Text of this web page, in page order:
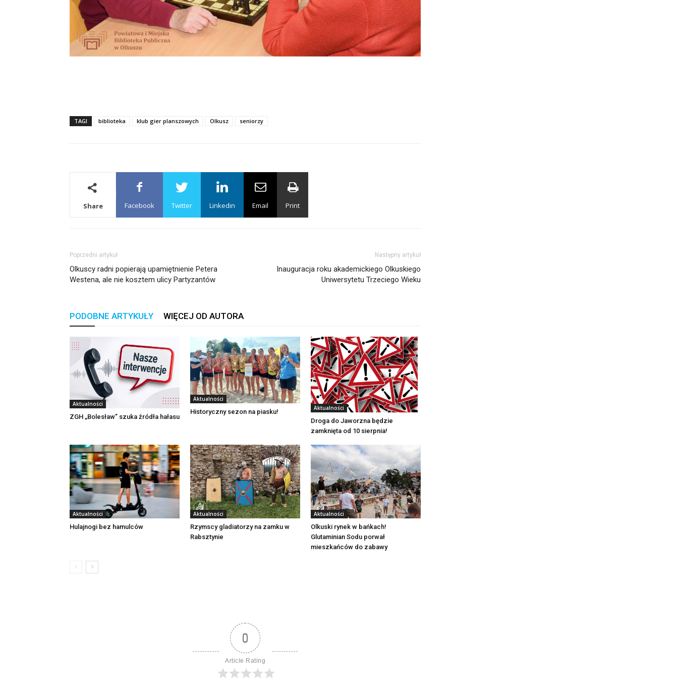
TAGI biblioteka klub gier planszowych Olkusz seniorzy
Share Facebook Twitter Linkedin Email Print
Poprzedni artykuł
Olkuscy radni popierają upamiętnienie Petera
Westena, ale nie kosztem ulicy Partyzantów
Następny artykuł
Inauguracja roku akademickiego Olkuskiego
Uniwersytetu Trzeciego Wieku
PODOBNE ARTYKUŁY WIĘCEJ OD AUTORA
Aktualności
ZGH „Bolesław” szuka źródła hałasu
Aktualności
Historyczny sezon na piasku! Aktualności
Droga do Jaworzna będzie
zamknięta od 10 sierpnia!
Aktualności
Hulajnogi bez hamulców
Aktualności
Rzymscy gladiatorzy na zamku w
Rabsztynie
Aktualności
Olkuski rynek w bańkach!
Glutaminian Sodu porwał
mieszkańców do zabawy
0
Article Rating